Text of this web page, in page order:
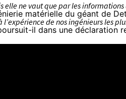
ne vaut que par les informations
matérielle du géant de
de nos ingénieurs les
il dans une déclaration